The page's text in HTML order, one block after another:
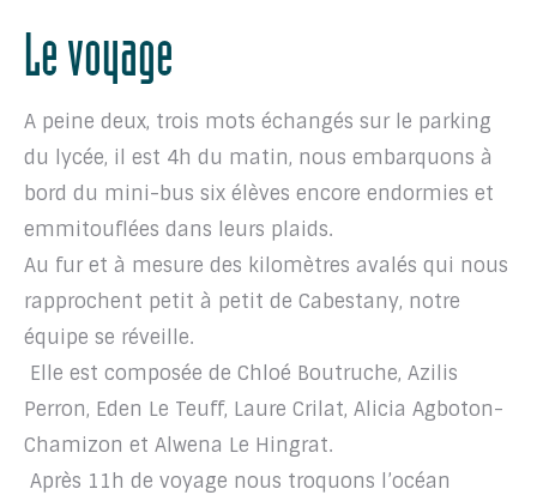
Le voyage
A peine deux, trois mots échangés sur le parking
du lycée, il est 4h du matin, nous embarquons à
bord du mini-bus six élèves encore endormies et
emmitouflées dans leurs plaids.
Au fur et à mesure des kilomètres avalés qui nous
rapprochent petit à petit de Cabestany, notre
équipe se réveille.
Elle est composée de Chloé Boutruche, Azilis
Perron, Eden Le Teuff, Laure Crilat, Alicia Agboton-
Chamizon et Alwena Le Hingrat.
Après 11h de voyage nous troquons l’océan